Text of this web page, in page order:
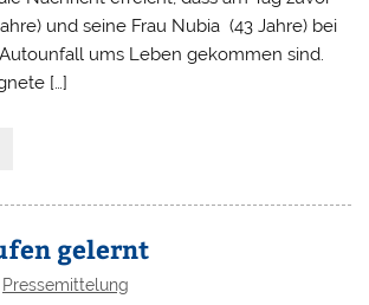
und seine Frau Nubia (43 Jahre) bei
ums Leben gekommen sind.
[…]
gelernt
Pressemittelung